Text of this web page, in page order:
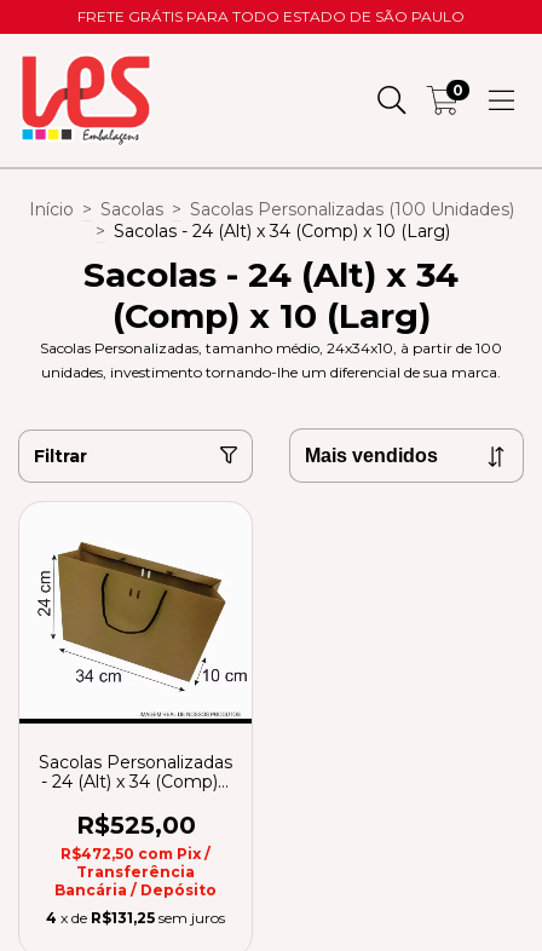
FRETE GRÁTIS PARA TODO ESTADO DE SÃO PAULO
0
Início > Sacolas > Sacolas Personalizadas (100 Unidades)
> Sacolas - 24 (Alt) x 34 (Comp) x 10 (Larg)
Sacolas - 24 (Alt) x 34
(Comp) x 10 (Larg)
Sacolas Personalizadas, tamanho médio, 24x34x10, à partir de 100
unidades, investimento tornando-lhe um diferencial de sua marca.
Filtrar
Sacolas Personalizadas
- 24 (Alt) x 34 (Comp) x
R$525,00
R$472,50 com Pix /
Transferência
Bancária / Depósito
4 x de R$131,25 sem juros